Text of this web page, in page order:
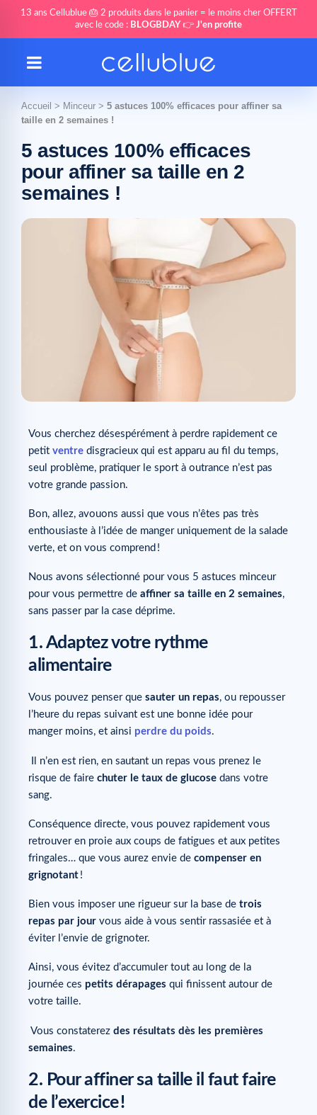
13 ans Cellublue 🎂 2 produits dans le panier = le moins cher OFFERT
avec le code : BLOGBDAY 👉 J'en profite
Accueil > Minceur > 5 astuces 100% efficaces pour affiner sa
taille en 2 semaines !
5 astuces 100% efficaces
pour affiner sa taille en 2
semaines !
Vous cherchez désespérément à perdre rapidement ce
petit ventre disgracieux qui est apparu au fil du temps,
seul problème, pratiquer le sport à outrance n’est pas
votre grande passion.
Bon, allez, avouons aussi que vous n’êtes pas très
enthousiaste à l’idée de manger uniquement de la salade
verte, et on vous comprend !
Nous avons sélectionné pour vous 5 astuces minceur
pour vous permettre de affiner sa taille en 2 semaines,
sans passer par la case déprime.
1. Adaptez votre rythme
alimentaire
Vous pouvez penser que sauter un repas, ou repousser
l’heure du repas suivant est une bonne idée pour
manger moins, et ainsi perdre du poids.
Il n’en est rien, en sautant un repas vous prenez le
risque de faire chuter le taux de glucose dans votre
sang.
Conséquence directe, vous pouvez rapidement vous
retrouver en proie aux coups de fatigues et aux petites
fringales… que vous aurez envie de compenser en
grignotant !
Bien vous imposer une rigueur sur la base de trois
repas par jour vous aide à vous sentir rassasiée et à
éviter l’envie de grignoter.
Ainsi, vous évitez d’accumuler tout au long de la
journée ces petits dérapages qui finissent autour de
votre taille.
Vous constaterez des résultats dès les premières
semaines.
2. Pour affiner sa taille il faut faire
de l’exercice !